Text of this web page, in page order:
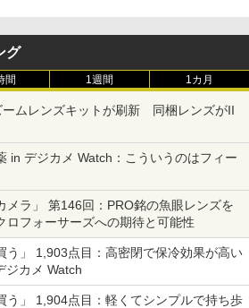
グ
間 1週間 1カ月
ームレンズキットが刷新 同梱レンズがII
in デジカメ Watch：こういうのはフィー
メラ」 第146回：PRO銘の魚眼レンズを
ロフォーサーズへの期待と可能性
う」 1,903点目：高密閉で保冷効果が高い
ジカメ Watch
う」 1,904点目：軽くてシンプルで持ち歩